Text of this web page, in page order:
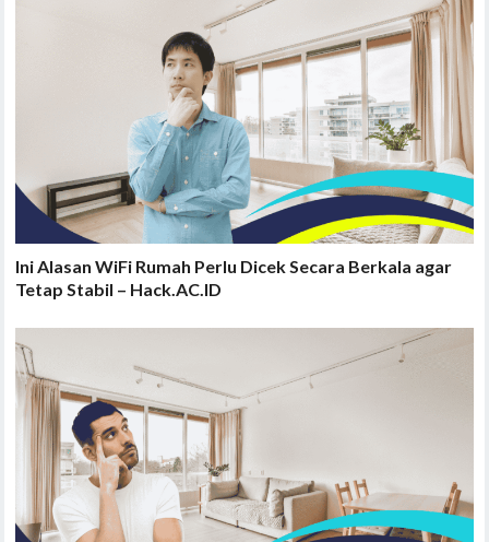
Ini Alasan WiFi Rumah Perlu Dicek Secara Berkala agar
Tetap Stabil – Hack.AC.ID